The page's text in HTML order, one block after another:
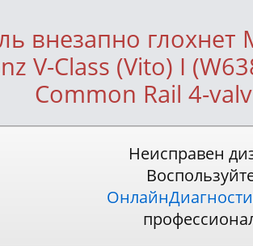
внезапно глохнет
V-Class (Vito) I
Common Rail 4-
Неисправен